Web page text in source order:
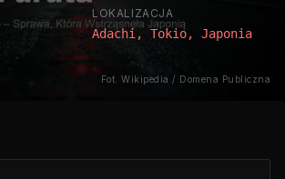
Fot. Wikipedia / Domena Publiczna
LOKALIZACJA
Adachi, Tokio, Japonia